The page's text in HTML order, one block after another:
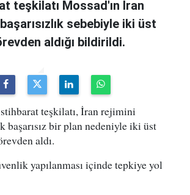
teşkilatı Mossad'ın İran
sebebiyle iki üst
aldığı bildirildi.
teşkilatı, İran rejimini
başarısız bir plan nedeniyle iki üst
aldı.
yapılanması içinde tepkiye yol